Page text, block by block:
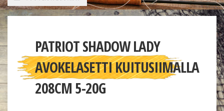
PATRIOT SHADOW LADY
AVOKELASETTI KUITUSIIMALLA
208CM 5-20G